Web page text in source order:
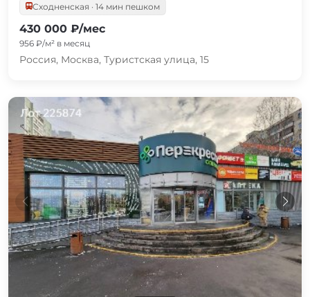
Сходненская · 14 мин пешком
430 000 ₽/мес
956 ₽/м² в месяц
Россия, Москва, Туристская улица, 15